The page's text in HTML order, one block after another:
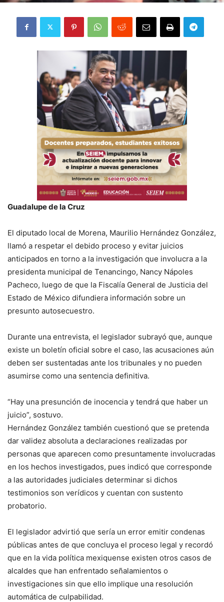
Guadalupe de la Cruz
El diputado local de Morena, Maurilio Hernández González,
llamó a respetar el debido proceso y evitar juicios
anticipados en torno a la investigación que involucra a la
presidenta municipal de Tenancingo, Nancy Nápoles
Pacheco, luego de que la Fiscalía General de Justicia del
Estado de México difundiera información sobre un
presunto autosecuestro.
Durante una entrevista, el legislador subrayó que, aunque
existe un boletín oficial sobre el caso, las acusaciones aún
deben ser sustentadas ante los tribunales y no pueden
asumirse como una sentencia definitiva.
“Hay una presunción de inocencia y tendrá que haber un
juicio”, sostuvo.
Hernández González también cuestionó que se pretenda
dar validez absoluta a declaraciones realizadas por
personas que aparecen como presuntamente involucradas
en los hechos investigados, pues indicó que corresponde
a las autoridades judiciales determinar si dichos
testimonios son verídicos y cuentan con sustento
probatorio.
El legislador advirtió que sería un error emitir condenas
públicas antes de que concluya el proceso legal y recordó
que en la vida política mexiquense existen otros casos de
alcaldes que han enfrentado señalamientos o
investigaciones sin que ello implique una resolución
automática de culpabilidad.